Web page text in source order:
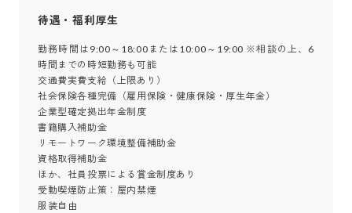
待遇・福利厚生
勤務時間は9:00～18:00または10:00～19:00 ※相談の上、6
時間までの時短勤務も可能
交通費実費支給（上限あり）
社会保険各種完備（雇用保険・健康保険・厚生年金）
企業型確定拠出年金制度
書籍購入補助金
リモートワーク環境整備補助金
資格取得補助金
ほか、社員投票による賞金制度あり
受動喫煙防止策：屋内禁煙
服装自由